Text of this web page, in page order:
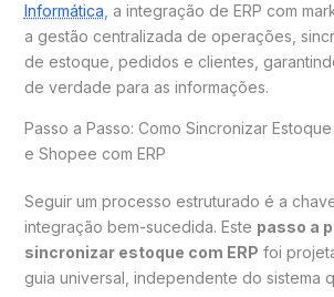
Informática , a integração de ERP com
a gestão centralizada de operações,
de estoque, pedidos e clientes,
de verdade para as informações.
Passo a Passo: Como Sincronizar
e Shopee com ERP
Seguir um processo estruturado é a
integração bem-sucedida. Este passo a
sincronizar estoque com ERP foi
guia universal, independente do sistema